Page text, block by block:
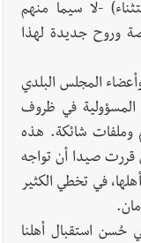
-لا سيما منهم
وروح جديدة لهذا
المجلس البلدي
المسؤولية في ظروف
وملفات شائكة. هذه
قررت صيدا أن تواجه
في تخطي الكثير
حُسن استقبال أهلنا